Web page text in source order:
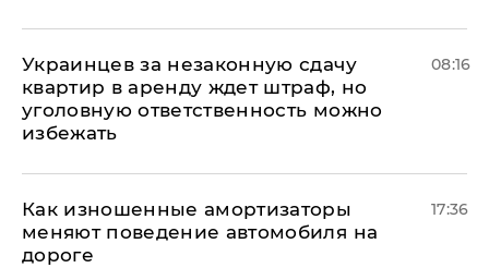
Украинцев за незаконную сдачу
квартир в аренду ждет штраф, но
уголовную ответственность можно
избежать
08:16
Как изношенные амортизаторы
меняют поведение автомобиля на
дороге
17:36